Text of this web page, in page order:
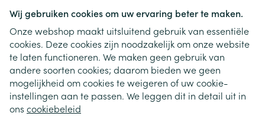
Wij gebruiken cookies om uw ervaring beter te maken.
Onze webshop maakt uitsluitend gebruik van essentiële
cookies. Deze cookies zijn noodzakelijk om onze website
te laten functioneren. We maken geen gebruik van
andere soorten cookies; daarom bieden we geen
mogelijkheid om cookies te weigeren of uw cookie-
instellingen aan te passen. We leggen dit in detail uit in
ons cookiebeleid
nieuwsbrief en gaat u akkoord met onzeprivacy policy.
Juridische links